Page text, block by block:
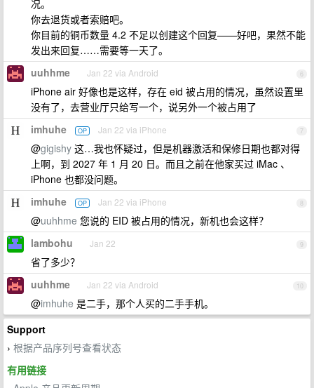
况。
你去退货或者索赔吧。
你目前的铜币数量 4.2 不足以创建这个回复——好吧，果然不能
发出来回复……需要等一天了。
6
uuhhme Jan 22 via Android
iPhone air 好像也是这样，存在 eid 被占用的情况，虽然设置里
没有了，去营业厅只给写一个，说另外一个被占用了
7
imhuhe OP Jan 22 via iPhone
@gigishy 这…我也怀疑过，但是机器激活和保修日期也都对得
上啊，到 2027 年 1 月 20 日。而且之前在他家买过 iMac 、
iPhone 也都没问题。
8
imhuhe OP Jan 22 via iPhone
@uuhhme 您说的 EID 被占用的情况，新机也会这样？
9
lambohu Jan 22
省了多少？
10
uuhhme Jan 22 via Android
@imhuhe 是二手，那个人买的二手手机。
Support
› 根据产品序列号查看状态
有用链接